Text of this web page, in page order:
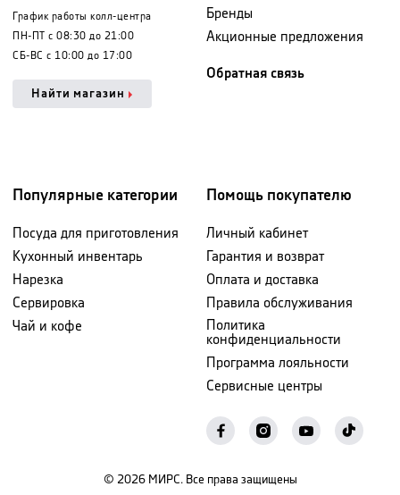
График работы колл-центра
ПН-ПТ с 08:30 до 21:00
СБ-ВС с 10:00 до 17:00
Найти магазин
Бренды
Акционные предложения
Обратная связь
Популярные категории
Посуда для приготовления
Кухонный инвентарь
Нарезка
Сервировка
Чай и кофе
Помощь покупателю
Личный кабинет
Гарантия и возврат
Оплата и доставка
Правила обслуживания
Политика
конфиденциальности
Программа лояльности
Сервисные центры
© 2026 МИРС. Все права защищены